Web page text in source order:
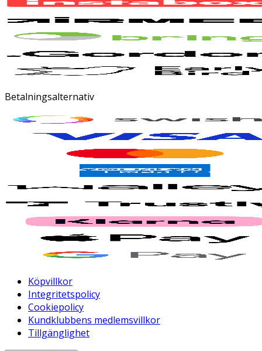
Betalningsalternativ
Köpvillkor
Integritetspolicy
Cookiepolicy
Kundklubbens medlemsvillkor
Tillgänglighet